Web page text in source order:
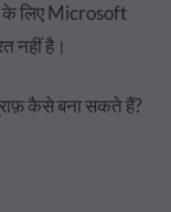
के लिए Microsoft
नहीं है।
कैसे बना सकते हैं?